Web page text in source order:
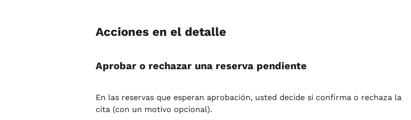
Acciones en el detalle
Aprobar o rechazar una reserva pendiente
En las reservas que esperan aprobación, usted decide si confirma o rechaza la
cita (con un motivo opcional).